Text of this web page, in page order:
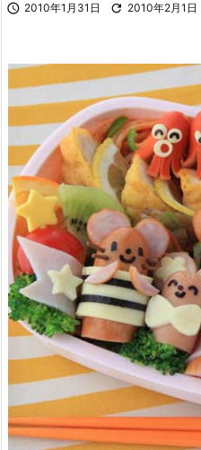
 2010年1月31日  2010年2月1日